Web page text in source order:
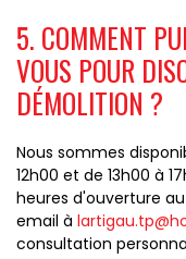
5. COMMENT
VOUS POUR
DÉMOLITION ?
Nous sommes
12h00 et de 13h00 à
heures d'ouverture
email à
consultation